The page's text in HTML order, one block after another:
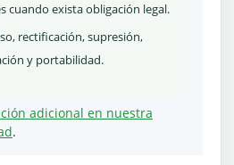
cuando exista obligación legal.
rectificación, supresión,
y portabilidad.
adicional en nuestra
.